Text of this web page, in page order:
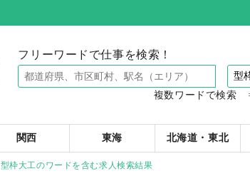
フリーワードで仕事を検索！
複数ワードで検索
関西 東海 北海道・東北
型枠大工のワードを含む求人検索結果